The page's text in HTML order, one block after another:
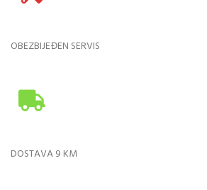
OBEZBIJEĐEN SERVIS
DOSTAVA 9 KM